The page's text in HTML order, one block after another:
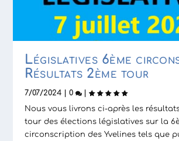
Législatives 6ème
Résultats 2ème tour
7/07/2024 |0
|
Nous vous livrons ci-après les
tour des élections législatives sur la
circonscription des Yvelines tels que